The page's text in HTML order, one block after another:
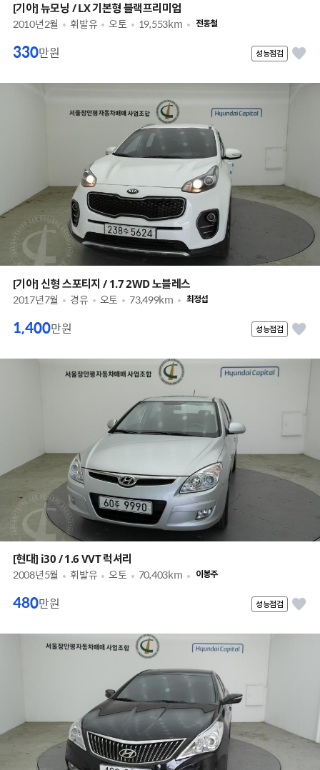
[기아] 뉴모닝 / LX 기본형 블랙프리미엄
2010년2월 휘발유 오토 19,553km 전동철
성능점검
330만원
[기아] 신형 스포티지 / 1.7 2WD 노블레스
2017년7월 경유 오토 73,499km 최정섭
성능점검
1,400만원
[현대] i30 / 1.6 VVT 럭셔리
2008년5월 휘발유 오토 70,403km 이봉주
성능점검
480만원